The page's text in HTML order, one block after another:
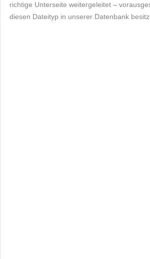
richtige Unterseite weitergeleitet –
diesen Dateityp in unserer Datenbank